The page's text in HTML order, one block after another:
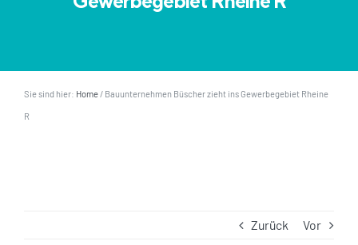
Sie sind hier: Home/ Bauunternehmen Büscher zieht ins Gewerbegebiet Rheine
R
Zurück Vor